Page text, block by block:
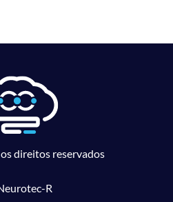
direitos reservados
R